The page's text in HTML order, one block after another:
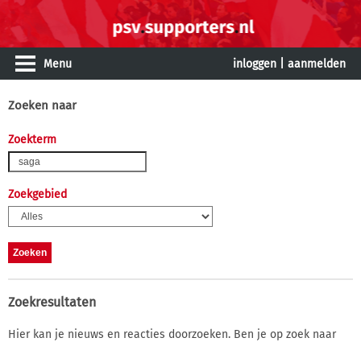
Menu inloggen aanmelden
Zoeken naar
Zoekterm
Zoekgebied
Zoekresultaten
Hier kan je nieuws en reacties doorzoeken. Ben je op zoek naar